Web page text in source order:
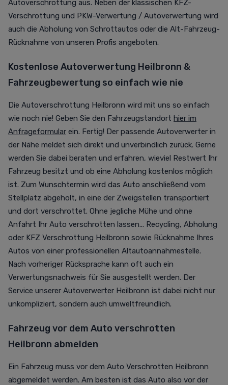
Autoverschrottung aus. Neben der klassischen KFZ-
Verschrottung und PKW-Verwertung / Autoverwertung wird
auch die Abholung von Schrottautos oder die Alt-Fahrzeug-
Rücknahme von unseren Profis angeboten.
Kostenlose Autoverwertung Heilbronn &
Fahrzeugbewertung so einfach wie nie
Die Autoverschrottung Heilbronn wird mit uns so einfach
wie noch nie! Geben Sie den Fahrzeugstandort hier im
Anfrageformular ein. Fertig! Der passende Autoverwerter in
der Nähe meldet sich direkt und unverbindlich zurück. Gerne
werden Sie dabei beraten und erfahren, wieviel Restwert Ihr
Fahrzeug besitzt und ob eine Abholung kostenlos möglich
ist. Zum Wunschtermin wird das Auto anschließend vom
Stellplatz abgeholt, in eine der Zweigstellen transportiert
und dort verschrottet. Ohne jegliche Mühe und ohne
Anfahrt Ihr Auto verschrotten lassen... Recycling, Abholung
oder KFZ Verschrottung Heilbronn sowie Rücknahme Ihres
Autos von einer professionellen Altautoannahmestelle.
Nach vorheriger Rücksprache kann oft auch ein
Verwertungsnachweis für Sie ausgestellt werden. Der
Service unserer Autoverwerter Heilbronn ist dabei nicht nur
unkompliziert, sondern auch umweltfreundlich.
Fahrzeug vor dem Auto verschrotten
Heilbronn abmelden
Ein Fahrzeug muss vor dem Auto Verschrotten Heilbronn
abgemeldet werden. Am besten ist das Auto also vor der